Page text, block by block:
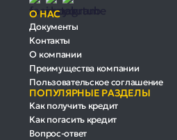
О НАС
Документы
Контакты
О компании
Преимущества компании
Пользовательское соглашение
ПОПУЛЯРНЫЕ РАЗДЕЛЫ
Как получить кредит
Как погасить кредит
Вопрос-ответ